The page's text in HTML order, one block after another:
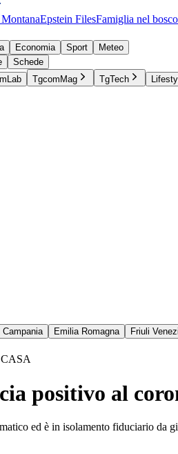
Epstein FilesFamiglia nel bosco
Economia Sport
Meteo
Schede
TgcomMag TgTech
Campania Emilia Romagna Friuli
positivo al
ed è in isolamento fiduciario da